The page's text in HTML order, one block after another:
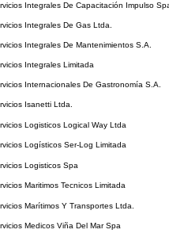
Integrales De Capacitación Impulso
Integrales De Gas Ltda.
Integrales De Mantenimientos S.A.
Integrales Limitada
Internacionales De Gastronomía S.A.
Isanetti Ltda.
Logisticos Logical Way Ltda
Logísticos Ser-Log Limitada
Logisticos Spa
Maritimos Tecnicos Limitada
Marítimos Y Transportes Ltda.
Medicos Viña Del Mar Spa